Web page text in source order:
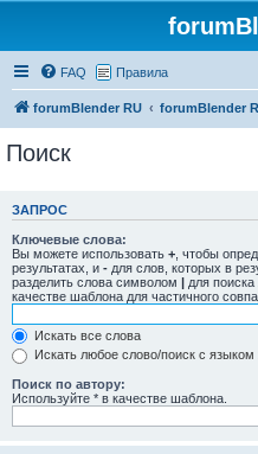
FAQ Правила
forumBlender RU forumBlender
Поиск
ЗАПРОС
Ключевые слова:
Вы можете использовать + , чтобы
результатах, и - для слов, которых в
разделить слова символом | для
качестве шаблона для частичного
Искать все слова
Искать любое слово/поиск с языком
Поиск по автору:
Используйте * в качестве шаблона.